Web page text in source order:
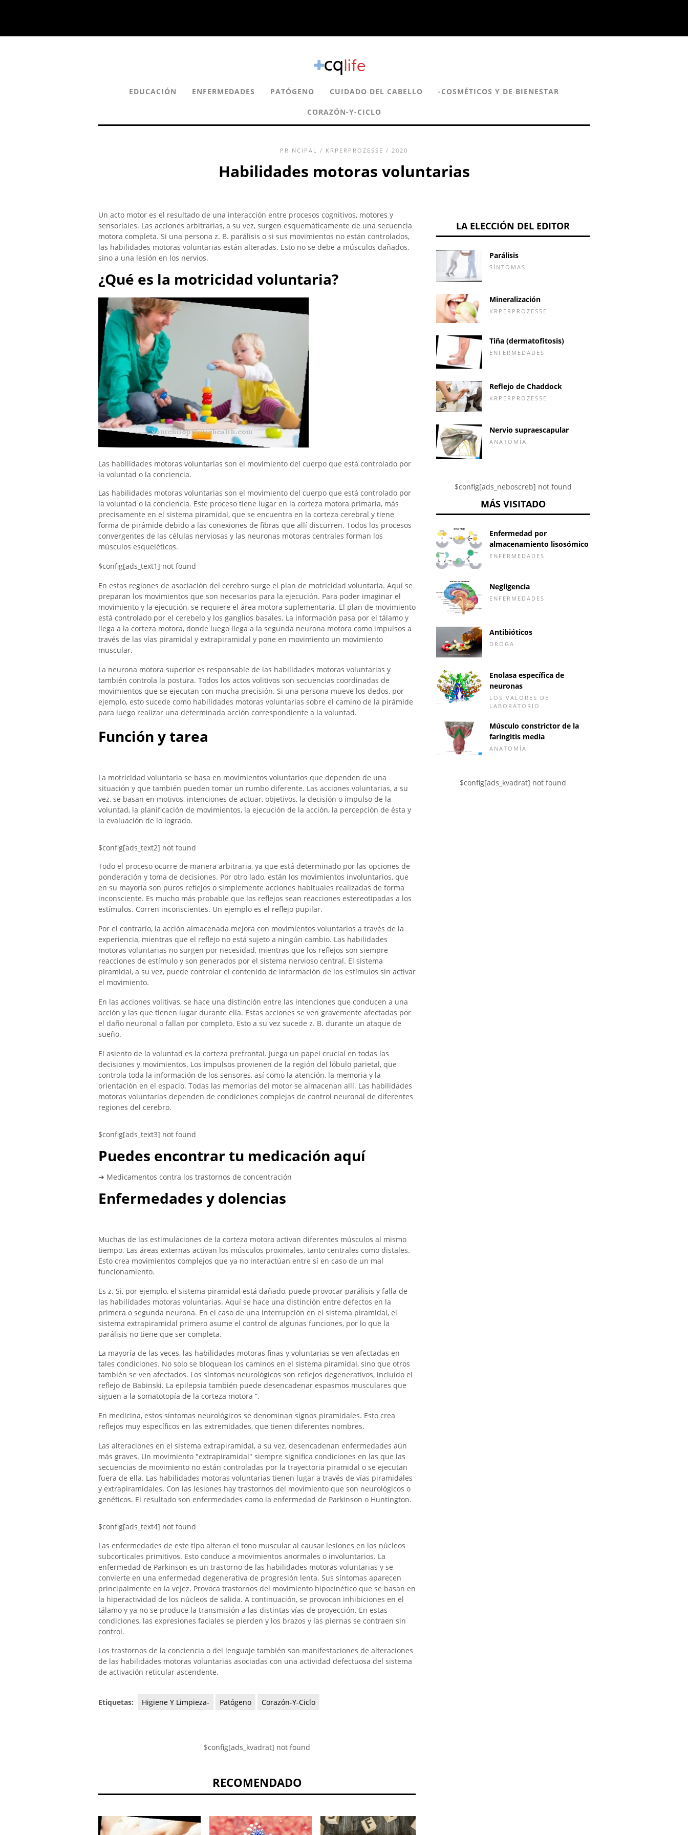
EDUCACIÓN ENFERMEDADES PATÓGENO CUIDADO DEL CABELLO -COSMÉTICOS Y DE BIENESTAR
CORAZÓN-Y-CICLO
PRINCIPAL / KRPERPROZESSE / 2020
Habilidades motoras voluntarias
Un acto motor es el resultado de una interacción entre procesos cognitivos, motores y
sensoriales. Las acciones arbitrarias, a su vez, surgen esquemáticamente de una secuencia
motora completa. Si una persona z. B. parálisis o si sus movimientos no están controlados,
las habilidades motoras voluntarias están alteradas. Esto no se debe a músculos dañados,
sino a una lesión en los nervios.
¿Qué es la motricidad voluntaria?
Las habilidades motoras voluntarias son el movimiento del cuerpo que está controlado por
la voluntad o la conciencia.
Las habilidades motoras voluntarias son el movimiento del cuerpo que está controlado por
la voluntad o la conciencia. Este proceso tiene lugar en la corteza motora primaria, más
precisamente en el sistema piramidal, que se encuentra en la corteza cerebral y tiene
forma de pirámide debido a las conexiones de fibras que allí discurren. Todos los procesos
convergentes de las células nerviosas y las neuronas motoras centrales forman los
músculos esqueléticos.
$config[ads_text1] not found
En estas regiones de asociación del cerebro surge el plan de motricidad voluntaria. Aquí se
preparan los movimientos que son necesarios para la ejecución. Para poder imaginar el
movimiento y la ejecución, se requiere el área motora suplementaria. El plan de movimiento
está controlado por el cerebelo y los ganglios basales. La información pasa por el tálamo y
llega a la corteza motora, donde luego llega a la segunda neurona motora como impulsos a
través de las vías piramidal y extrapiramidal y pone en movimiento un movimiento
muscular.
La neurona motora superior es responsable de las habilidades motoras voluntarias y
también controla la postura. Todos los actos volitivos son secuencias coordinadas de
movimientos que se ejecutan con mucha precisión. Si una persona mueve los dedos, por
ejemplo, esto sucede como habilidades motoras voluntarias sobre el camino de la pirámide
para luego realizar una determinada acción correspondiente a la voluntad.
Función y tarea
La motricidad voluntaria se basa en movimientos voluntarios que dependen de una
situación y que también pueden tomar un rumbo diferente. Las acciones voluntarias, a su
vez, se basan en motivos, intenciones de actuar, objetivos, la decisión o impulso de la
voluntad, la planificación de movimientos, la ejecución de la acción, la percepción de ésta y
la evaluación de lo logrado.
$config[ads_text2] not found
Todo el proceso ocurre de manera arbitraria, ya que está determinado por las opciones de
ponderación y toma de decisiones. Por otro lado, están los movimientos involuntarios, que
en su mayoría son puros reflejos o simplemente acciones habituales realizadas de forma
inconsciente. Es mucho más probable que los reflejos sean reacciones estereotipadas a los
estímulos. Corren inconscientes. Un ejemplo es el reflejo pupilar.
Por el contrario, la acción almacenada mejora con movimientos voluntarios a través de la
experiencia, mientras que el reflejo no está sujeto a ningún cambio. Las habilidades
motoras voluntarias no surgen por necesidad, mientras que los reflejos son siempre
reacciones de estímulo y son generados por el sistema nervioso central. El sistema
piramidal, a su vez, puede controlar el contenido de información de los estímulos sin activar
el movimiento.
En las acciones volitivas, se hace una distinción entre las intenciones que conducen a una
acción y las que tienen lugar durante ella. Estas acciones se ven gravemente afectadas por
el daño neuronal o fallan por completo. Esto a su vez sucede z. B. durante un ataque de
sueño.
El asiento de la voluntad es la corteza prefrontal. Juega un papel crucial en todas las
decisiones y movimientos. Los impulsos provienen de la región del lóbulo parietal, que
controla toda la información de los sensores, así como la atención, la memoria y la
orientación en el espacio. Todas las memorias del motor se almacenan allí. Las habilidades
motoras voluntarias dependen de condiciones complejas de control neuronal de diferentes
regiones del cerebro.
$config[ads_text3] not found
Puedes encontrar tu medicación aquí
➔ Medicamentos contra los trastornos de concentración
Enfermedades y dolencias
Muchas de las estimulaciones de la corteza motora activan diferentes músculos al mismo
tiempo. Las áreas externas activan los músculos proximales, tanto centrales como distales.
Esto crea movimientos complejos que ya no interactúan entre sí en caso de un mal
funcionamiento.
Es z. Si, por ejemplo, el sistema piramidal está dañado, puede provocar parálisis y falla de
las habilidades motoras voluntarias. Aquí se hace una distinción entre defectos en la
primera o segunda neurona. En el caso de una interrupción en el sistema piramidal, el
sistema extrapiramidal primero asume el control de algunas funciones, por lo que la
parálisis no tiene que ser completa.
La mayoría de las veces, las habilidades motoras finas y voluntarias se ven afectadas en
tales condiciones. No solo se bloquean los caminos en el sistema piramidal, sino que otros
también se ven afectados. Los síntomas neurológicos son reflejos degenerativos, incluido el
reflejo de Babinski. La epilepsia también puede desencadenar espasmos musculares que
siguen a la somatotopía de la corteza motora ”.
En medicina, estos síntomas neurológicos se denominan signos piramidales. Esto crea
reflejos muy específicos en las extremidades, que tienen diferentes nombres.
Las alteraciones en el sistema extrapiramidal, a su vez, desencadenan enfermedades aún
más graves. Un movimiento "extrapiramidal" siempre significa condiciones en las que las
secuencias de movimiento no están controladas por la trayectoria piramidal o se ejecutan
fuera de ella. Las habilidades motoras voluntarias tienen lugar a través de vías piramidales
y extrapiramidales. Con las lesiones hay trastornos del movimiento que son neurológicos o
genéticos. El resultado son enfermedades como la enfermedad de Parkinson o Huntington.
$config[ads_text4] not found
Las enfermedades de este tipo alteran el tono muscular al causar lesiones en los núcleos
subcorticales primitivos. Esto conduce a movimientos anormales o involuntarios. La
enfermedad de Parkinson es un trastorno de las habilidades motoras voluntarias y se
convierte en una enfermedad degenerativa de progresión lenta. Sus síntomas aparecen
principalmente en la vejez. Provoca trastornos del movimiento hipocinético que se basan en
la hiperactividad de los núcleos de salida. A continuación, se provocan inhibiciones en el
tálamo y ya no se produce la transmisión a las distintas vías de proyección. En estas
condiciones, las expresiones faciales se pierden y los brazos y las piernas se contraen sin
control.
Los trastornos de la conciencia o del lenguaje también son manifestaciones de alteraciones
de las habilidades motoras voluntarias asociadas con una actividad defectuosa del sistema
de activación reticular ascendente.
Etiquetas: Higiene Y Limpieza- Patógeno Corazón-Y-Ciclo
$config[ads_kvadrat] not found
RECOMENDADO
LA ELECCIÓN DEL EDITOR
Parálisis
SÍNTOMAS
Mineralización
KRPERPROZESSE
Tiña (dermatofitosis)
ENFERMEDADES
Reflejo de Chaddock
KRPERPROZESSE
Nervio supraescapular
ANATOMÍA
$config[ads_neboscreb] not found
MÁS VISITADO
Enfermedad por
almacenamiento lisosómico
ENFERMEDADES
Negligencia
ENFERMEDADES
Antibióticos
DROGA
Enolasa específica de
neuronas
LOS VALORES DE
LABORATORIO
Músculo constrictor de la
faringitis media
ANATOMÍA
$config[ads_kvadrat] not found